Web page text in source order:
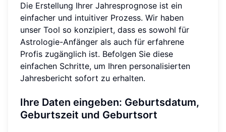
Die Erstellung Ihrer Jahresprognose ist ein
einfacher und intuitiver Prozess. Wir haben
unser Tool so konzipiert, dass es sowohl für
Astrologie-Anfänger als auch für erfahrene
Profis zugänglich ist. Befolgen Sie diese
einfachen Schritte, um Ihren personalisierten
Jahresbericht sofort zu erhalten.
Ihre Daten eingeben: Geburtsdatum,
Geburtszeit und Geburtsort